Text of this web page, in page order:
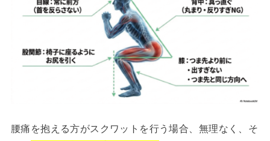
腰痛を抱える方がスクワットを行う場合、無理なく、そ